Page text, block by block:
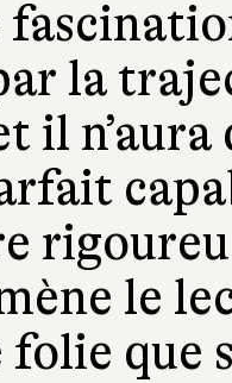
la
il
le
folie que